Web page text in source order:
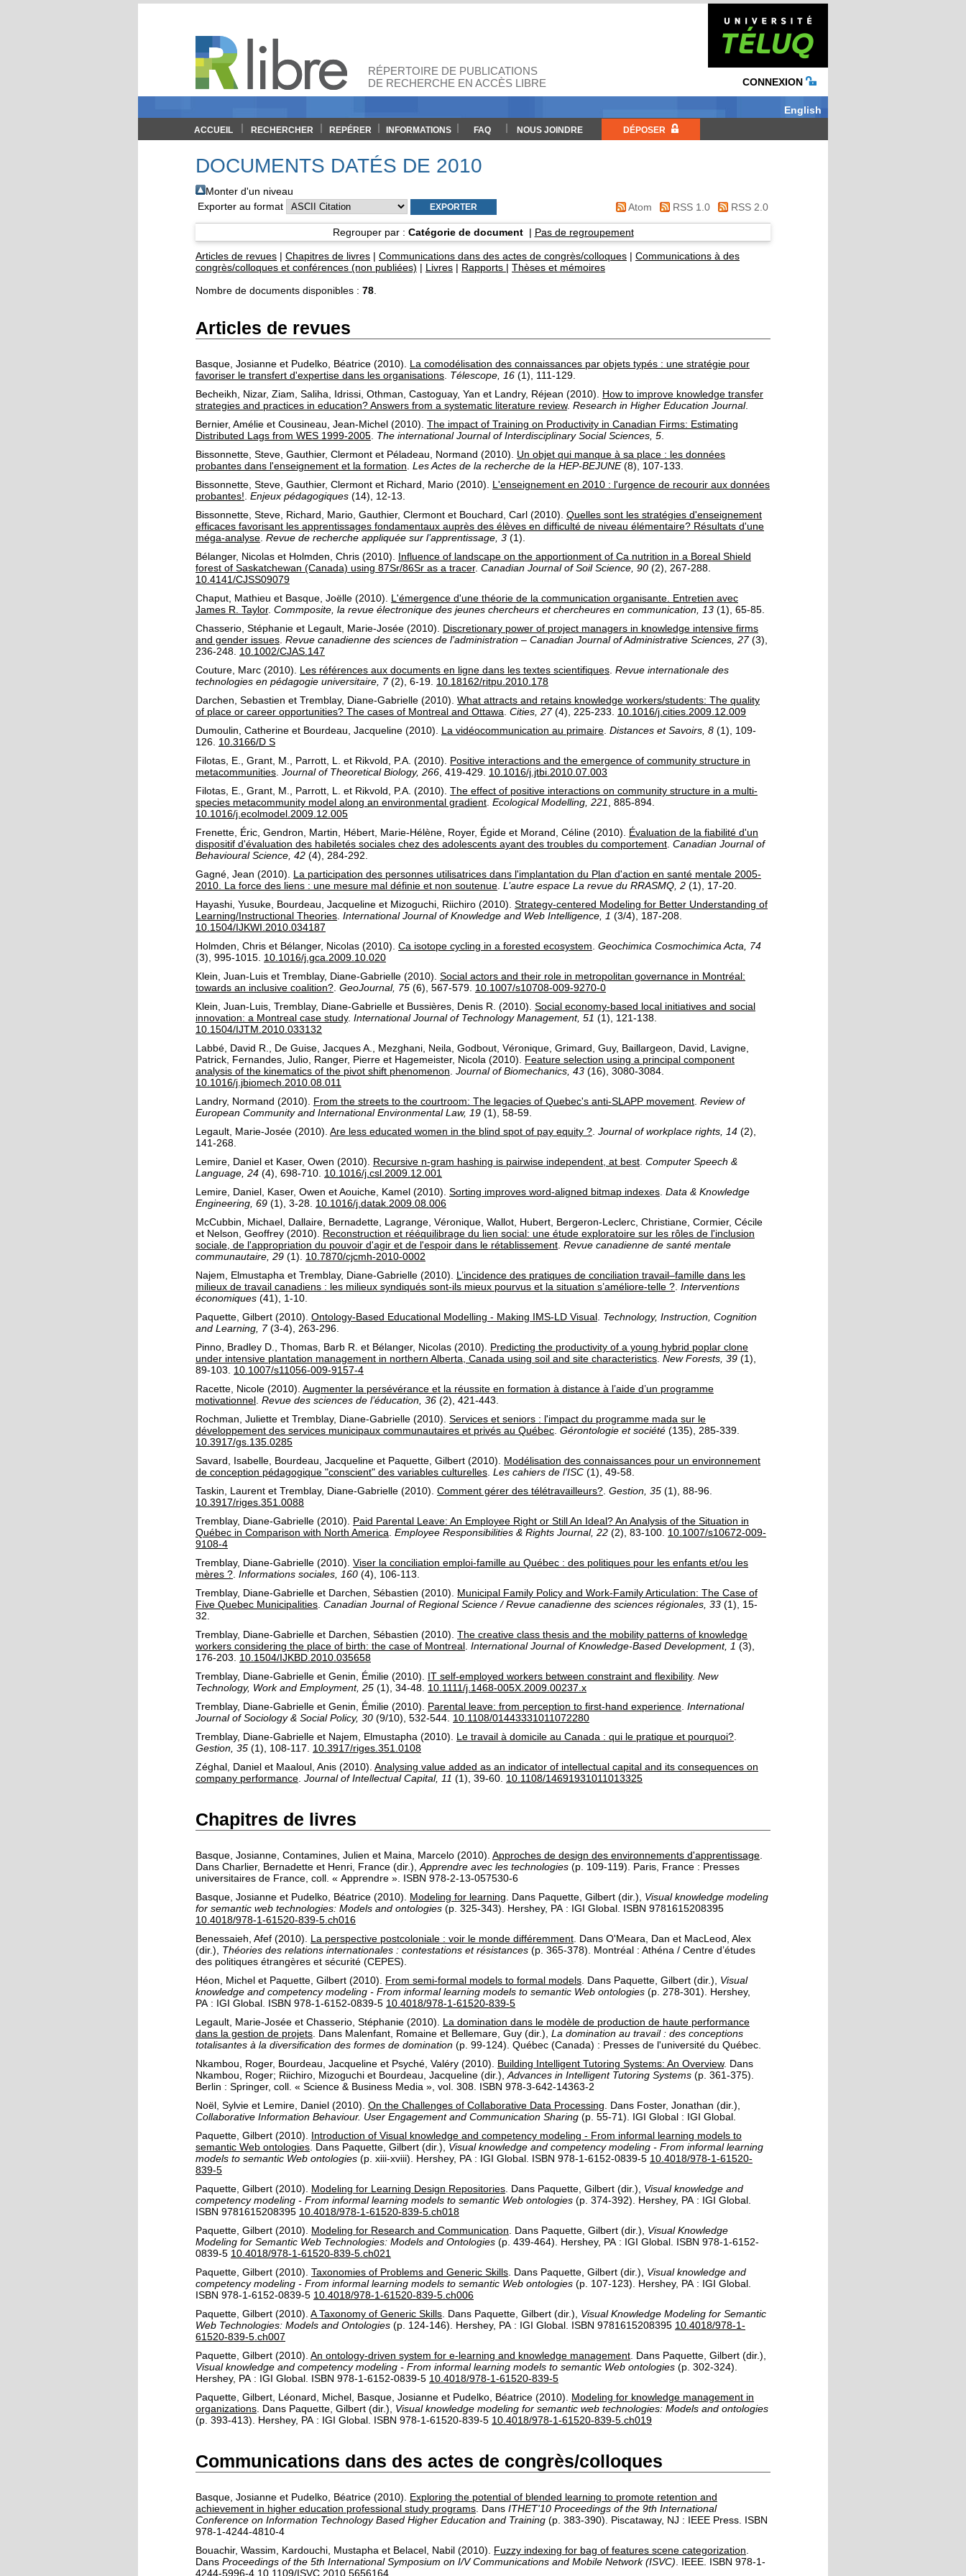
CONNEXION
English
RÉPERTOIRE DE PUBLICATIONS
DE RECHERCHE EN ACCÈS LIBRE
ACCUEIL RECHERCHER REPÉRER INFORMATIONS FAQ NOUS JOINDRE DÉPOSER
DOCUMENTS DATÉS DE 2010
Monter d'un niveau
Exporter au format
Atom RSS 1.0 RSS 2.0
Regrouper par : Catégorie de document | Pas de regroupement
Articles de revues | Chapitres de livres | Communications dans des actes de congrès/colloques | Communications à des
congrès/colloques et conférences (non publiées) | Livres | Rapports | Thèses et mémoires
Nombre de documents disponibles : 78
Articles de revues
Basque, Josianne et Pudelko, Béatrice (2010). La comodélisation des connaissances par objets typés : une stratégie pour
favoriser le transfert d'expertise dans les organisations Télescope, 16 (1) , 111-129.
Becheikh, Nizar, Ziam, Saliha Idrissi, Othman Castoguay, Yan et Landry, Réjean (2010). How to improve knowledge transfer
strategies and practices in education? Answers from a systematic literature review. Research in Higher Education Journal.
Bernier, Amélie et Cousineau, Jean-Michel (2010). The impact of Training on Productivity in Canadian Firms: Estimating
Distributed Lags from WES 1999-2005 The international Journal of Interdisciplinary Social Sciences, 5
Bissonnette, Steve Gauthier, Clermont et Péladeau, Normand (2010). Un objet qui manque à sa place : les données
probantes dans l'enseignement et la formation Les Actes de la recherche de la HEP-BEJUNE(8) , 107-133.
Bissonnette, Steve Gauthier, Clermont et Richard, Mario (2010). L'enseignement en 2010 : l'urgence de recourir aux données
probantes! Enjeux pédagogiques (14) , 12-13.
Bissonnette, Steve Richard, Mario Gauthier, Clermont et Bouchard, Carl (2010). Quelles sont les stratégies d'enseignement
efficaces favorisant les apprentissages fondamentaux auprès des élèves en difficulté de niveau élémentaire? Résultats d'une
méga-analyse Revue de recherche appliquée sur l’apprentissage, 3 (1)
Bélanger, Nicolas et Holmden, Chris (2010). Influence of landscape on the apportionment of Ca nutrition in a Boreal Shield
forest of Saskatchewan (Canada) using 87Sr/86Sr as a tracer. Canadian Journal of Soil Science, 90 (2) , 267-288.
10.4141/CJSS09079
Chaput, Mathieu et Basque, Joëlle (2010). L'émergence d'une théorie de la communication organisante. Entretien avec
James R. Taylor. Commposite, la revue électronique des jeunes chercheurs et chercheures en communication, 13 (1) , 65-85.
Chasserio, Stéphanie et Legault, Marie-Josée (2010). Discretionary power of project managers in knowledge intensive firms
and gender issues Revue canadienne des sciences de l’administration – Canadian Journal of Administrative Sciences, 27(3)
236-248. 10.1002/CJAS.147
Couture, Marc (2010). Les références aux documents en ligne dans les textes scientifiques Revue internationale des
technologies en pédagogie universitaire, 7(2) , 6-19. 10.18162/ritpu.2010.178
Darchen, Sebastien et Tremblay, Diane-Gabrielle (2010). What attracts and retains knowledge workers/students: The quality
of place or career opportunities? The cases of Montreal and Ottawa Cities, 27(4) , 225-233.
10.1016/j.cities.2009.12.009
Dumoulin, Catherine et Bourdeau, Jacqueline (2010). La vidéocommunication au primaire Distances et Savoirs, 8 (1) , 109-
126. 10.3166/D S
Filotas, E.
Grant, M. Parrott, L. et Rikvold, P.A. (2010). Positive interactions and the emergence of community structure in
metacommunities Journal of Theoretical Biology, 266 , 419-429. 10.1016/j.jtbi.2010.07.003
Filotas, E.
Grant, M. Parrott, L. et Rikvold, P.A. (2010). The effect of positive interactions on community structure in a multi-
species metacommunity model along an environmental gradient Ecological Modelling, 221
, 885-894.
10.1016/j.ecolmodel.2009.12.005
Frenette, Éric Gendron, Martin Hébert, Marie-Hélène Royer, Égide et Morand, Céline (2010). Évaluation de la fiabilité d'un
dispositif d'évaluation des habiletés sociales chez des adolescents ayant des troubles du comportement Canadian Journal of
Behavioural Science, 42 (4) , 284-292.
Gagné, Jean (2010). La participation des personnes utilisatrices dans l'implantation du Plan d'action en santé mentale 2005-
2010. La force des liens : une mesure mal définie et non soutenue L’autre espace La revue du RRASMQ, 2 (1) , 17-20.
Hayashi, Yusuke Bourdeau, Jacqueline et Mizoguchi, Riichiro (2010). Strategy-centered Modeling for Better Understanding of
Learning/Instructional Theories International Journal of Knowledge and Web Intelligence, 1 (3/4) , 187-208.
10.1504/IJKWI.2010.034187
Holmden, Chris et Bélanger, Nicolas (2010). Ca isotope cycling in a forested ecosystem Geochimica Cosmochimica Acta, 74
(3) , 995-1015. 10.1016/j.gca.2009.10.020
Klein, Juan-Luis et Tremblay, Diane-Gabrielle (2010). Social actors and their role in metropolitan governance in Montréal:
towards an inclusive coalition? GeoJournal, 75 (6) , 567-579. 10.1007/s10708-009-9270-0
Klein, Juan-Luis Tremblay, Diane-Gabrielle et Bussières, Denis R. (2010). Social economy-based local initiatives and social
innovation: a Montreal case study. International Journal of Technology Management, 51 (1) , 121-138.
10.1504/IJTM.2010.033132
Labbé, David R.
De Guise, Jacques A. Mezghani, Neila Godbout, Véronique Grimard, Guy, Baillargeon, David
Lavigne,
Patrick Fernandes, Julio Ranger, Pierre et Hagemeister, Nicola (2010). Feature selection using a principal component
analysis of the kinematics of the pivot shift phenomenon Journal of Biomechanics, 43 (16) , 3080-3084.
10.1016/j.jbiomech.2010.08.011
Landry, Normand (2010). From the streets to the courtroom: The legacies of Quebec's anti-SLAPP movement Review of
European Community and International Environmental Law, 19 (1) , 58-59.
Legault, Marie-Josée (2010). Are less educated women in the blind spot of pay equity ? Journal of workplace rights, 14 (2)
141-268.
Lemire, Daniel et Kaser, Owen (2010). Recursive n-gram hashing is pairwise independent, at best Computer Speech &
Language, 24 (4) , 698-710. 10.1016/j.csl.2009.12.001
Lemire, Daniel Kaser, Owen etAouiche, Kamel (2010). Sorting improves word-aligned bitmap indexes Data & Knowledge
Engineering, 69 (1) , 3-28. 10.1016/j.datak.2009.08.006
McCubbin, Michael Dallaire, Bernadette Lagrange, Véronique Wallot, Hubert Bergeron-Leclerc, Christiane Cormier, Cécile
et Nelson, Geoffrey (2010). Reconstruction et rééquilibrage du lien social: une étude exploratoire sur les rôles de l'inclusion
sociale, de l'appropriation du pouvoir d'agir et de l'espoir dans le rétablissement Revue canadienne de santé mentale
communautaire, 29 (1)
10.7870/cjcmh-2010-0002
Najem, Elmustapha et Tremblay, Diane-Gabrielle (2010). L’incidence des pratiques de conciliation travail–famille dans les
milieux de travail canadiens : les milieux syndiqués sont-ils mieux pourvus et la situation s’améliore-telle ? Interventions
économiques (41) , 1-10.
Paquette, Gilbert (2010). Ontology-Based Educational Modelling - Making IMS-LD Visual Technology, Instruction, Cognition
and Learning, 7(3-4) , 263-296.
Pinno, Bradley D.
Thomas, Barb R. et Bélanger, Nicolas (2010). Predicting the productivity of a young hybrid poplar clone
under intensive plantation management in northern Alberta, Canada using soil and site characteristics New Forests, 39 (1)
89-103.
10.1007/s11056-009-9157-4
Racette, Nicole (2010). Augmenter la persévérance et la réussite en formation à distance à l’aide d’un programme
motivationnel Revue des sciences de l’éducation, 36 (2) , 421-443.
Rochman, Juliette et Tremblay, Diane-Gabrielle (2010). Services et seniors : l'impact du programme mada sur le
développement des services municipaux communautaires et privés au Québec Gérontologie et société (135) , 285-339.
10.3917/gs.135.0285
Savard, Isabelle Bourdeau, Jacqueline et Paquette, Gilbert (2010). Modélisation des connaissances pour un environnement
de conception pédagogique "conscient" des variables culturelles Les cahiers de l’ISC (1) , 49-58.
Taskin, Laurent et Tremblay, Diane-Gabrielle (2010). Comment gérer des télétravailleurs? Gestion, 35 (1) , 88-96.
10.3917/riges.351.0088
Tremblay, Diane-Gabrielle (2010). Paid Parental Leave: An Employee Right or Still An Ideal? An Analysis of the Situation in
Québec in Comparison with North America Employee Responsibilities & Rights Journal, 22 (2) , 83-100. 10.1007/s10672-009-
9108-4
Tremblay, Diane-Gabrielle (2010). Viser la conciliation emploi-famille au Québec : des politiques pour les enfants et/ou les
mères ? Informations sociales, 160 (4) , 106-113.
Tremblay, Diane-Gabrielle et Darchen, Sébastien (2010). Municipal Family Policy and Work-Family Articulation: The Case of
Five Quebec Municipalities Canadian Journal of Regional Science / Revue canadienne des sciences régionales, 33 (1) , 15-
32.
Tremblay, Diane-Gabrielle et Darchen, Sébastien (2010). The creative class thesis and the mobility patterns of knowledge
workers considering the place of birth: the case of Montreal International Journal of Knowledge-Based Development, 1 (3)
176-203.
10.1504/IJKBD.2010.035658
Tremblay, Diane-Gabrielle et Genin, Émilie (2010). IT self-employed workers between constraint and flexibility. New
Technology, Work and Employment, 25 (1) , 34-48. 10.1111/j.1468-005X.2009.00237.x
Tremblay, Diane-Gabrielle et Genin, Émilie (2010). Parental leave: from perception to first-hand experience International
Journal of Sociology & Social Policy, 30 (9/10) , 532-544. 10.1108/01443331011072280
Tremblay, Diane-Gabrielle et Najem, Elmustapha (2010). Le travail à domicile au Canada : qui le pratique et pourquoi?
Gestion, 35 (1) , 108-117.
10.3917/riges.351.0108
Zéghal, Daniel et Maaloul, Anis (2010). Analysing value added as an indicator of intellectual capital and its consequences on
company performance Journal of Intellectual Capital, 11 (1) , 39-60. 10.1108/14691931011013325
Chapitres de livres
Basque, Josianne Contamines, Julien et Maina, Marcelo (2010). Approches de design des environnements d'apprentissage
Dans Charlier, Bernadette et Henri, France (dir.), Apprendre avec les technologies (p. 109-119). Paris, France : Presses
universitaires de France , coll. « Apprendre » ISBN 978-2-13-057530-6
Basque, Josianne et Pudelko, Béatrice (2010). Modeling for learning Dans Paquette, Gilbert (dir.), Visual knowledge modeling
for semantic web technologies: Models and ontologies (p. 325-343). Hershey, PA : IGI Global ISBN 9781615208395
10.4018/978-1-61520-839-5.ch016
Benessaieh, Afef (2010). La perspective postcoloniale : voir le monde différemment Dans O'Meara, Dan et MacLeod, Alex
(dir.), Théories des relations internationales : contestations et résistances (p. 365-378). Montréal : Athéna / Centre d’études
des politiques étrangères et sécurité (CEPES)
Héon, Michel et Paquette, Gilbert (2010). From semi-formal models to formal models Dans Paquette, Gilbert (dir.), Visual
knowledge and competency modeling - From informal learning models to semantic Web ontologies (p. 278-301).
Hershey,
PA : IGI Global ISBN 978-1-6152-0839-5 10.4018/978-1-61520-839-5
Legault, Marie-Josée et Chasserio, Stéphanie (2010). La domination dans le modèle de production de haute performance
dans la gestion de projets Dans Malenfant, Romaine et Bellemare, Guy (dir.), La domination au travail : des conceptions
totalisantes à la diversification des formes de domination (p. 99-124). Québec (Canada) : Presses de l'université du Québec
Nkambou, Roger, Bourdeau, Jacqueline et Psyché, Valéry (2010). Building Intelligent Tutoring Systems: An Overview. Dans
Nkambou, Roger; Riichiro, Mizoguchi et Bourdeau, Jacqueline (dir.), Advances in Intelligent Tutoring Systems (p. 361-375).
Berlin : Springer, coll. « Science & Business Media » , vol. 308 ISBN 978-3-642-14363-2
Noël, Sylvie et Lemire, Daniel (2010). On the Challenges of Collaborative Data Processing Dans Foster, Jonathan (dir.),
Collaborative Information Behaviour. User Engagement and Communication Sharing (p. 55-71). IGI Global : IGI Global
Paquette, Gilbert (2010). Introduction of Visual knowledge and competency modeling - From informal learning models to
semantic Web ontologies Dans Paquette, Gilbert (dir.), Visual knowledge and competency modeling - From informal learning
models to semantic Web ontologies (p. xiii-xviii). Hershey, PA : IGI Global ISBN 978-1-6152-0839-5 10.4018/978-1-61520-
839-5
Paquette, Gilbert (2010). Modeling for Learning Design Repositories Dans Paquette, Gilbert (dir.), Visual knowledge and
competency modeling - From informal learning models to semantic Web ontologies (p. 374-392). Hershey, PA : IGI Global
ISBN 9781615208395 10.4018/978-1-61520-839-5.ch018
Paquette, Gilbert (2010). Modeling for Research and Communication Dans Paquette, Gilbert (dir.), Visual Knowledge
Modeling for Semantic Web Technologies: Models and Ontologies (p. 439-464). Hershey, PA : IGI Global ISBN 978-1-6152-
0839-5 10.4018/978-1-61520-839-5.ch021
Paquette, Gilbert (2010). Taxonomies of Problems and Generic Skills Dans Paquette, Gilbert (dir.), Visual knowledge and
competency modeling - From informal learning models to semantic Web ontologies (p. 107-123). Hershey, PA : IGI Global
ISBN 978-1-6152-0839-5 10.4018/978-1-61520-839-5.ch006
Paquette, Gilbert (2010). A Taxonomy of Generic Skills Dans Paquette, Gilbert (dir.), Visual Knowledge Modeling for Semantic
Web Technologies: Models and Ontologies (p. 124-146). Hershey, PA : IGI Global ISBN 9781615208395 10.4018/978-1-
61520-839-5.ch007
Paquette, Gilbert (2010). An ontology-driven system for e-learning and knowledge management Dans Paquette, Gilbert (dir.),
Visual knowledge and competency modeling - From informal learning models to semantic Web ontologies (p. 302-324).
Hershey, PA : IGI Global ISBN 978-1-6152-0839-5 10.4018/978-1-61520-839-5
Paquette, Gilbert Léonard, Michel Basque, Josianne et Pudelko, Béatrice (2010). Modeling for knowledge management in
organizations Dans Paquette, Gilbert (dir.), Visual knowledge modeling for semantic web technologies: Models and ontologies
(p. 393-413).
Hershey, PA : IGI Global ISBN 978-1-61520-839-5 10.4018/978-1-61520-839-5.ch019
Communications dans des actes de congrès/colloques
Basque, Josianne et Pudelko, Béatrice (2010). Exploring the potential of blended learning to promote retention and
achievement in higher education professional study programs Dans ITHET'10 Proceedings of the 9th International
Conference on Information Technology Based Higher Education and Training (p. 383-390). Piscataway, NJ : IEEE Press ISBN
978-1-4244-4810-4
Bouachir, Wassim
Kardouchi, Mustapha et Belacel, Nabil (2010). Fuzzy indexing for bag of features scene categorization
Dans Proceedings of the 5th International Symposium on I/V Communications and Mobile Network (ISVC) IEEE ISBN 978-1-
4244-5996-4 10.1109/ISVC.2010.5656164